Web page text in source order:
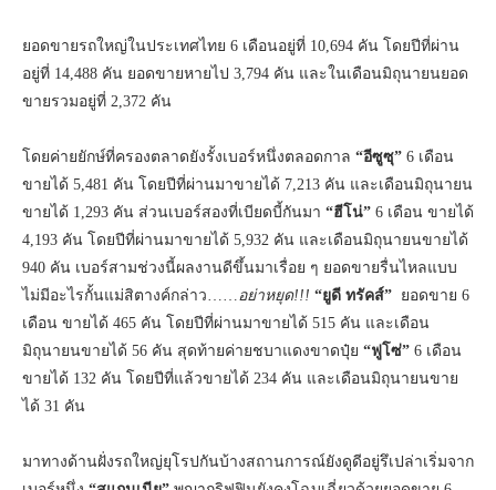
ยอดขายรถใหญ่ในประเทศไทย 6 เดือนอยู่ที่ 10,694 คัน โดยปีที่ผ่าน
อยู่ที่ 14,488 คัน ยอดขายหายไป 3,794 คัน และในเดือนมิถุนายนยอด
ขายรวมอยู่ที่ 2,372 คัน
โดยค่ายยักษ์ที่ครองตลาดยังรั้งเบอร์หนึ่งตลอดกาล “อีซูซุ” 6 เดือน
ขายได้ 5,481 คัน โดยปีที่ผ่านมาขายได้ 7,213 คัน และเดือนมิถุนายน
ขายได้ 1,293 คัน ส่วนเบอร์สองที่เบียดบี้กันมา “ฮีโน่” 6 เดือน ขายได้
4,193 คัน โดยปีที่ผ่านมาขายได้ 5,932 คัน และเดือนมิถุนายนขายได้
940 คัน เบอร์สามช่วงนี้ผลงานดีขึ้นมาเรื่อย ๆ ยอดขายรื่นไหลแบบ
ไม่มีอะไรกั้นแม่สิตางค์กล่าว……
อย่าหยุด!!! “ยูดี ทรัคส์” ยอดขาย 6
เดือน ขายได้ 465 คัน โดยปีที่ผ่านมาขายได้ 515 คัน และเดือน
มิถุนายนขายได้ 56 คัน สุดท้ายค่ายชบาแดงขาดปุ๋ย “ฟูโซ่” 6 เดือน
ขายได้ 132 คัน โดยปีที่แล้วขายได้ 234 คัน และเดือนมิถุนายนขาย
ได้ 31 คัน
มาทางด้านฝั่งรถใหญ่ยุโรปกันบ้างสถานการณ์ยังดูดีอยู่รึเปล่าเริ่มจาก